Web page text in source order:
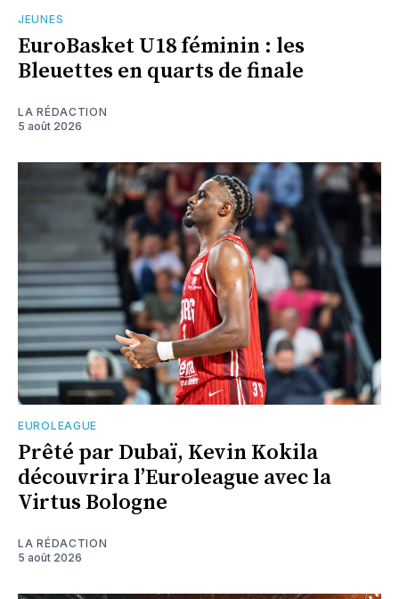
JEUNES
EuroBasket U18 féminin : les
Bleuettes en quarts de finale
LA RÉDACTION
5 août 2026
EUROLEAGUE
Prêté par Dubaï, Kevin Kokila
découvrira l’Euroleague avec la
Virtus Bologne
LA RÉDACTION
5 août 2026